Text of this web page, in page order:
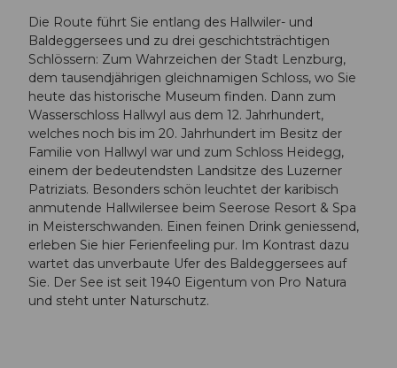
Die Route führt Sie entlang des Hallwiler- und
Baldeggersees und zu drei geschichtsträchtigen
Schlössern: Zum Wahrzeichen der Stadt Lenzburg,
dem tausendjährigen gleichnamigen Schloss, wo Sie
heute das historische Museum finden. Dann zum
Wasserschloss Hallwyl aus dem 12. Jahrhundert,
welches noch bis im 20. Jahrhundert im Besitz der
Familie von Hallwyl war und zum Schloss Heidegg,
einem der bedeutendsten Landsitze des Luzerner
Patriziats. Besonders schön leuchtet der karibisch
anmutende Hallwilersee beim Seerose Resort & Spa
in Meisterschwanden. Einen feinen Drink geniessend,
erleben Sie hier Ferienfeeling pur. Im Kontrast dazu
wartet das unverbaute Ufer des Baldeggersees auf
Sie. Der See ist seit 1940 Eigentum von Pro Natura
und steht unter Naturschutz.